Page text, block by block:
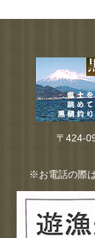
〒424-
※お電話の際